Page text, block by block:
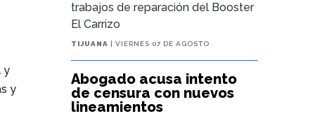
y
y
trabajos de reparación del Booster
El Carrizo
TIJUANA | VIERNES 07 DE AGOSTO
Abogado acusa intento
de censura con nuevos
lineamientos